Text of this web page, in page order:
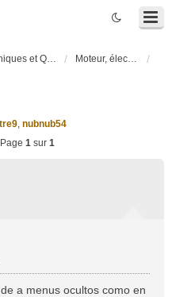
Techniques et Questions Moteur, électronique moteur, boîte robotisée 2-Tronic
, nubnub54
1 sur 1
a menus ocultos como en